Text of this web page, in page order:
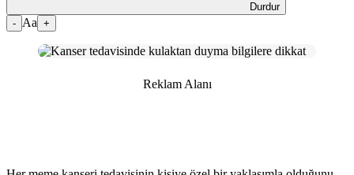
Durdur
- Aa +
Reklam Alanı